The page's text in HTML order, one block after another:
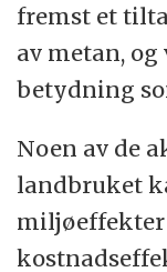
fremst et
av metan,
betydning
Noen av de
landbruket